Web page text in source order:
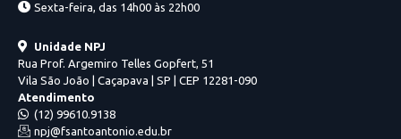
Sexta-feira, das 14h00 às 22h00
Unidade NPJ
Rua Prof. Argemiro Telles Gopfert, 51
Vila São João | Caçapava | SP | CEP 12281-090
Atendimento
(12) 99610.9138
npj@fsantoantonio.edu.br